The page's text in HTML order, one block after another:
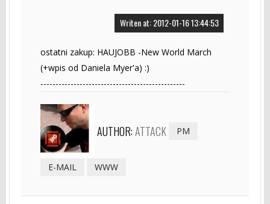
Writen at: 2012-01-16 13:44:53
ostatni zakup: HAUJOBB -New World March
(+wpis od Daniela Myer'a) :)
------------------------------------------------
AUTHOR:ATTACK PM
E-MAIL WWW